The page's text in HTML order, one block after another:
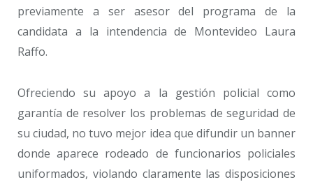
previamente a ser asesor del programa de la
candidata a la intendencia de Montevideo Laura
Raffo.
Ofreciendo su apoyo a la gestión policial como
garantía de resolver los problemas de seguridad de
su ciudad, no tuvo mejor idea que difundir un banner
donde aparece rodeado de funcionarios policiales
uniformados, violando claramente las disposiciones